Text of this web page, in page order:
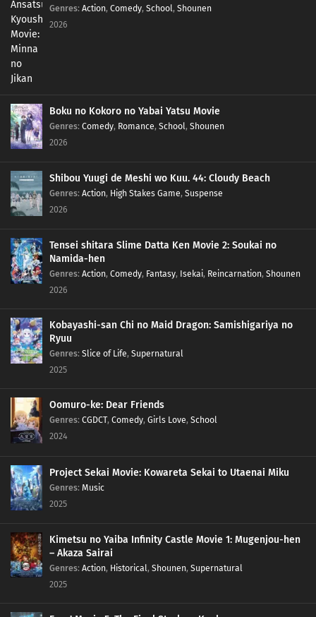
Genres: Action, Comedy, School, Shounen
2026
Boku no Kokoro no Yabai Yatsu Movie
Genres: Comedy, Romance, School, Shounen
2026
Shibou Yuugi de Meshi wo Kuu. 44: Cloudy Beach
Genres: Action, High Stakes Game, Suspense
2026
Tensei shitara Slime Datta Ken Movie 2: Soukai no
Namida-hen
Genres: Action, Comedy, Fantasy, Isekai, Reincarnation, Shounen
2026
Kobayashi-san Chi no Maid Dragon: Samishigariya no
Ryuu
Genres: Slice of Life, Supernatural
2025
Oomuro-ke: Dear Friends
Genres: CGDCT, Comedy, Girls Love, School
2024
Project Sekai Movie: Kowareta Sekai to Utaenai Miku
Genres: Music
2025
Kimetsu no Yaiba Infinity Castle Movie 1: Mugenjou-hen
– Akaza Sairai
Genres: Action, Historical, Shounen, Supernatural
2025